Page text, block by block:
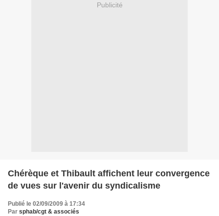
Publicité
Chérèque et Thibault affichent leur convergence
de vues sur l'avenir du syndicalisme
Publié le 02/09/2009 à 17:34
Par sphab/cgt & associés